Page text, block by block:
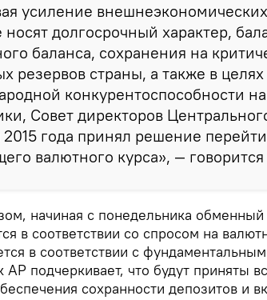
усиление
носят долгосрочный характер,
баланса, сохранения на
резервов страны, а также в
конкурентоспособности
Совет директоров
2015 года принял решение
валютного курса», —
начиная с понедельника обменный
в соответствии со спросом на
в соответствии с
АР подчеркивает, что будут приняты
сохранности депозитов и